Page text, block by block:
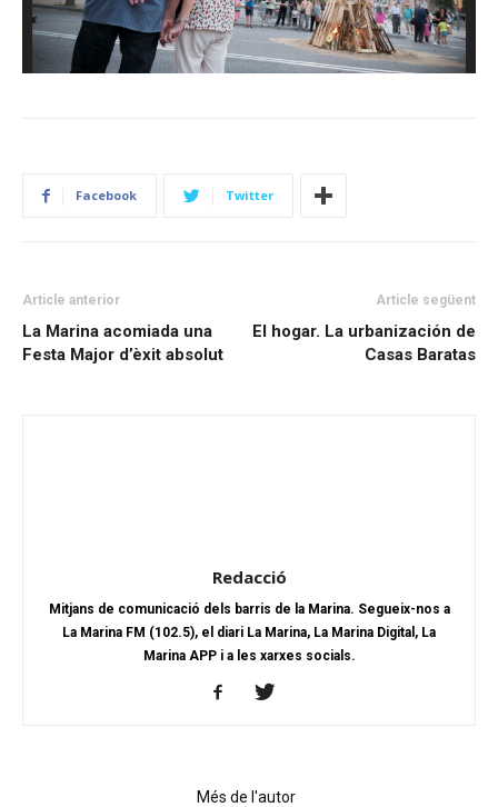
Facebook Twitter
Article anterior
La Marina acomiada una
Festa Major d’èxit absolut
Article següent
El hogar. La urbanización de
Casas Baratas
Redacció
Mitjans de comunicació dels barris de la Marina. Segueix-nos a
La Marina FM (102.5), el diari La Marina, La Marina Digital, La
Marina APP i a les xarxes socials.
Més de l'autor